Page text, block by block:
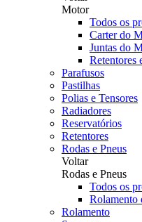
Motor
Todos os
Carter do
Juntas do
Retentores
Parafusos
Pastilhas
Polias e Tensores
Radiadores
Reservatórios
Retentores
Rodas e Pneus
Voltar
Rodas e Pneus
Todos os
Rolamento
Rolamento